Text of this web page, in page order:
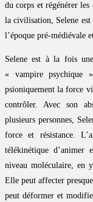
du corps et régénérer
la civilisation, Selene
l’époque pré-médiévale
Selene est à la fois
« vampire psychique
psioniquement la force
contrôler. Avec son
plusieurs personnes,
force et résistance.
télékinétique
niveau moléculaire, en
Elle peut affecter
peut déformer et